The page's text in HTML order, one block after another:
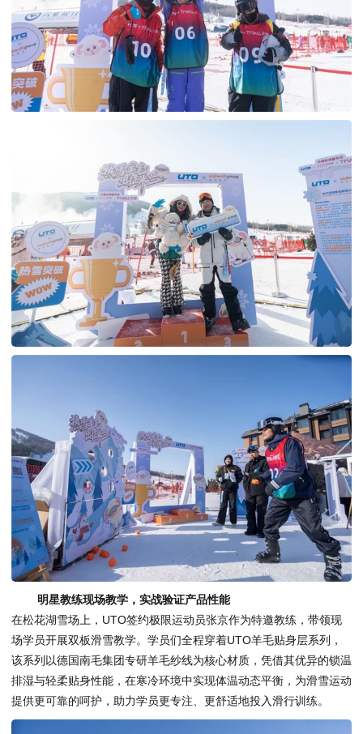
明星教练现场教学，实战验证产品性能
在松花湖雪场上，UTO签约极限运动员张京作为特邀教练，带领现
场学员开展双板滑雪教学。学员们全程穿着UTO羊毛贴身层系列，
该系列以德国南毛集团专研羊毛纱线为核心材质，凭借其优异的锁温
排湿与轻柔贴身性能，在寒冷环境中实现体温动态平衡，为滑雪运动
提供更可靠的呵护，助力学员更专注、更舒适地投入滑行训练。